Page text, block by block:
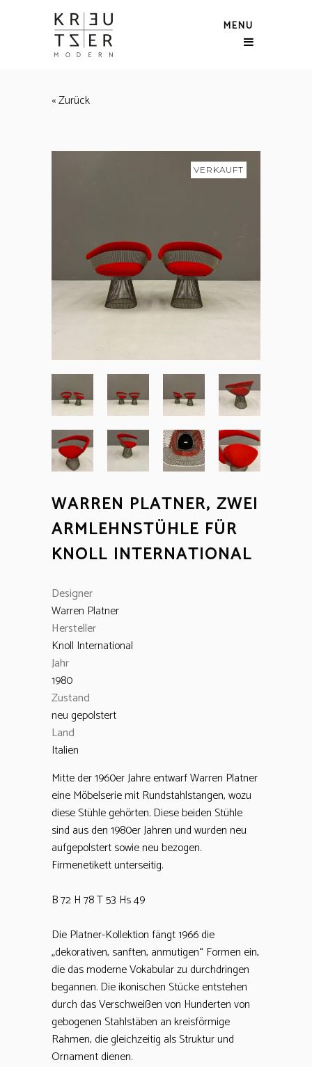
MENU
« Zurück
VERKAUFT
WARREN PLATNER, ZWEI
ARMLEHNSTÜHLE FÜR
KNOLL INTERNATIONAL
Designer
Warren Platner
Hersteller
Knoll International
Jahr
1980
Zustand
neu gepolstert
Land
Italien
Mitte der 1960er Jahre entwarf Warren Platner
eine Möbelserie mit Rundstahlstangen, wozu
diese Stühle gehörten. Diese beiden Stühle
sind aus den 1980er Jahren und wurden neu
aufgepolstert sowie neu bezogen.
Firmenetikett unterseitig.
B 72 H 78 T 53 Hs 49
Die Platner-Kollektion fängt 1966 die
„dekorativen, sanften, anmutigen“ Formen ein,
die das moderne Vokabular zu durchdringen
begannen. Die ikonischen Stücke entstehen
durch das Verschweißen von Hunderten von
gebogenen Stahlstäben an kreisförmige
Rahmen, die gleichzeitig als Struktur und
Ornament dienen.